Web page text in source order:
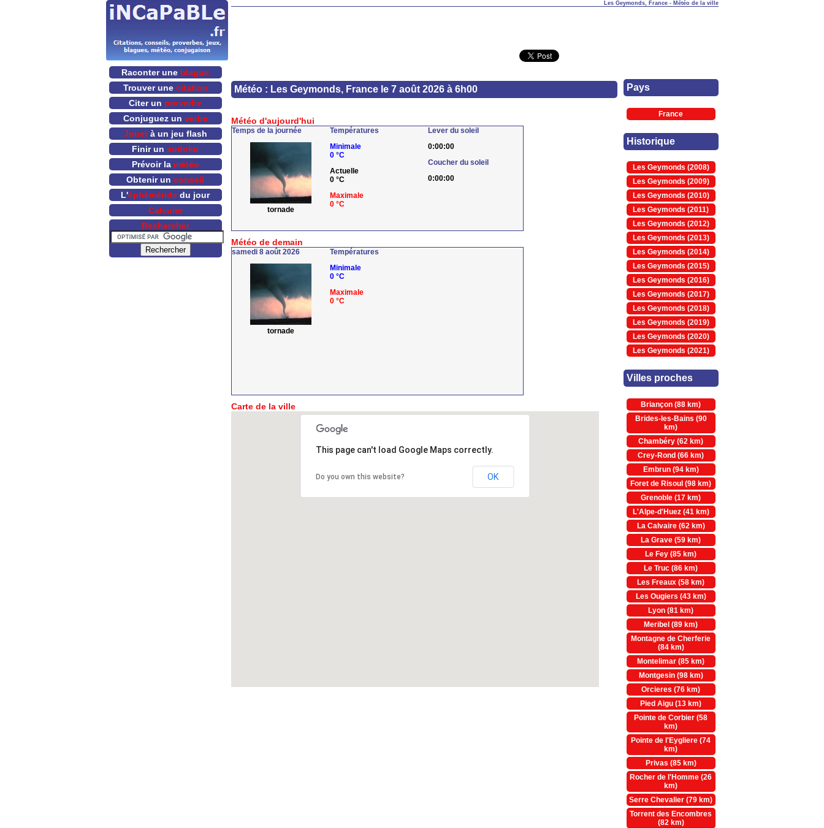
Les Geymonds, France - Météo de la ville
Météo : Les Geymonds, France le 7 août 2026 à 6h00
Météo d'aujourd'hui
Temps de la journée
tornade
Températures
Minimale
0 °C
Actuelle
0 °C
Maximale
0 °C
Lever du soleil
0:00:00
Coucher du soleil
0:00:00
Météo de demain
samedi 8 août 2026
tornade
Températures
Minimale
0 °C
Maximale
0 °C
Carte de la ville
This page can't load Google Maps correctly.
Do you own this website? OK
Pays
France
Historique
Les Geymonds (2008)
Les Geymonds (2009)
Les Geymonds (2010)
Les Geymonds (2011)
Les Geymonds (2012)
Les Geymonds (2013)
Les Geymonds (2014)
Les Geymonds (2015)
Les Geymonds (2016)
Les Geymonds (2017)
Les Geymonds (2018)
Les Geymonds (2019)
Les Geymonds (2020)
Les Geymonds (2021)
Villes proches
Briançon (88 km)
Brides-les-Bains (90
km)
Chambéry (62 km)
Crey-Rond (66 km)
Embrun (94 km)
Foret de Risoul (98 km)
Grenoble (17 km)
L'Alpe-d'Huez (41 km)
La Calvaire (62 km)
La Grave (59 km)
Le Fey (85 km)
Le Truc (86 km)
Les Freaux (58 km)
Les Ougiers (43 km)
Lyon (81 km)
Meribel (89 km)
Montagne de Cherferie
(84 km)
Montelimar (85 km)
Montgesin (98 km)
Orcieres (76 km)
Pied Aigu (13 km)
Pointe de Corbier (58
km)
Pointe de l'Eygliere (74
km)
Privas (85 km)
Rocher de l'Homme (26
km)
Serre Chevalier (79 km)
Torrent des Encombres
(82 km)
Raconter une blague
Trouver une citation
Citer un proverbe
Conjuguez un verbe
Jouerà un jeu flash
Finir un sudoku
Prévoir la météo
Obtenir un conseil
L'éphéméride du jour
Calculer
Rechercher